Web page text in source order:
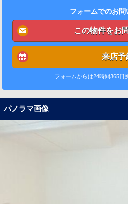
フォームでのお問
この物件をお
来店予
フォームからは24時間365日
パノラマ画像